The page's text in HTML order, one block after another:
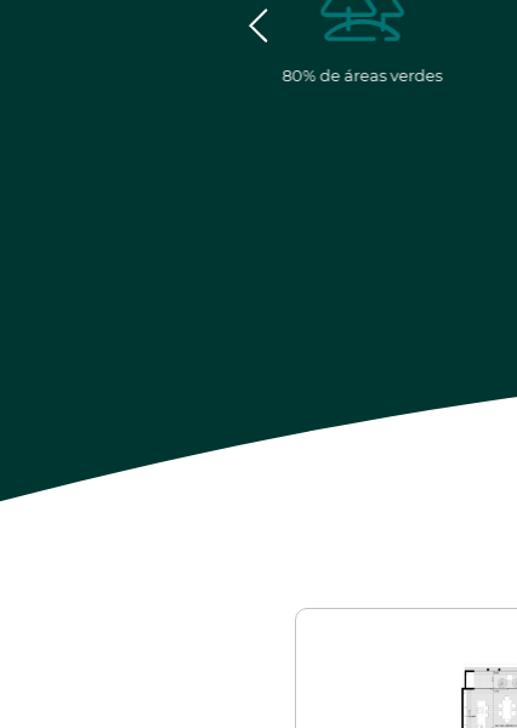
80% de áreas verdes